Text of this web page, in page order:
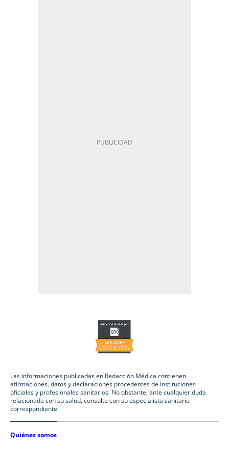
Las informaciones publicadas en Redacción Médica contienen
afirmaciones, datos y declaraciones procedentes de instituciones
oficiales y profesionales sanitarios. No obstante, ante cualquier duda
relacionada con su salud, consulte con su especialista sanitario
correspondiente.
Quiénes somos